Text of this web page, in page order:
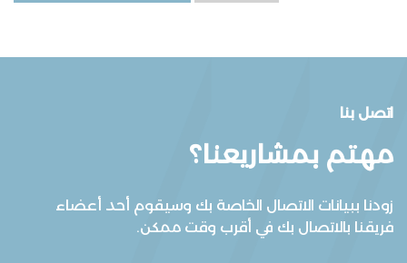
اتصل بنا
مهتم بمشاريعنا؟
زودنا ببيانات الاتصال الخاصة بك وسيقوم أحد أعضاء
فريقنا بالاتصال بك في أقرب وقت ممكن.